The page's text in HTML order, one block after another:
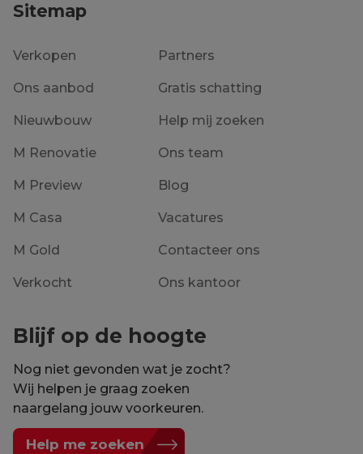
Sitemap
Verkopen
Ons aanbod
Nieuwbouw
M Renovatie
M Preview
M Casa
M Gold
Verkocht
Partners
Gratis schatting
Help mij zoeken
Ons team
Blog
Vacatures
Contacteer ons
Ons kantoor
Blijf op de hoogte
Nog niet gevonden wat je zocht?
Wij helpen je graag zoeken
naargelang jouw voorkeuren.
Help me zoeken